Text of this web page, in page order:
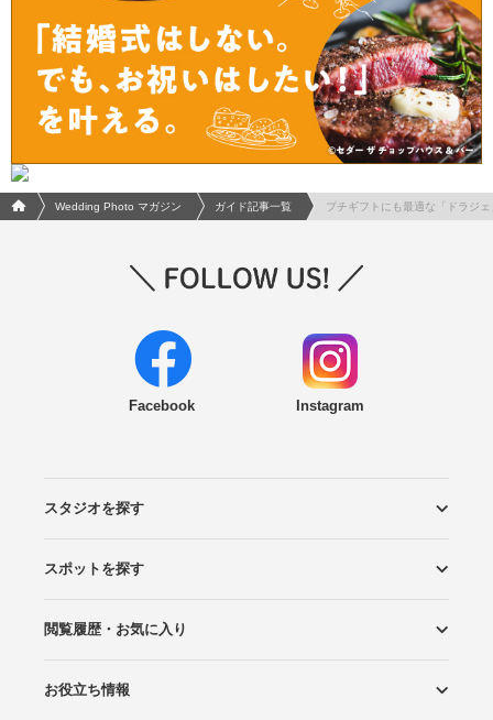
フォトウエディング/結婚写真のPhotorait ホーム
Wedding Photo マガジン ガイド記事一覧 プチギフトにも最適な「ドラジ
Facebook Instagram
スタジオを探す
エリアから探す
こだわりから探す
NEW PHOTO STYLE
プランから探す
フォトタイプ診断
フォトグラファーから探す
国内リゾートから探す
スポットを探す
ロケーションから探す
スタジオから探す
閲覧履歴・お気に入り
閲覧スタジオ
お気に入り
お役立ち情報